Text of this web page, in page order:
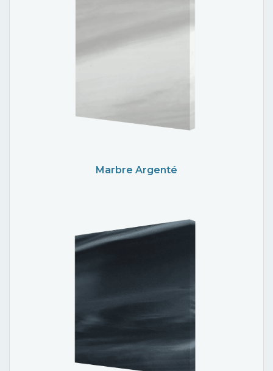
Marbre Argenté